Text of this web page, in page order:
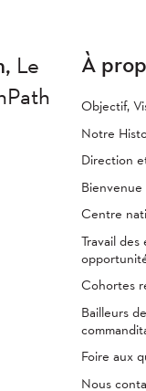
Le
À
Objectif,
Notre
Direction
Centre
Travail
Cohortes
Bailleurs
Foire aux
Nous